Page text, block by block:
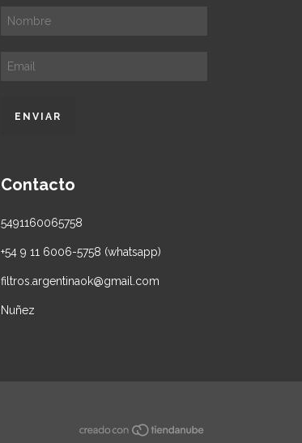
Contacto
5491160065758
+54 9 11 6006-5758 (whatsapp)
filtros.argentinaok@gmail.com
Nuñez